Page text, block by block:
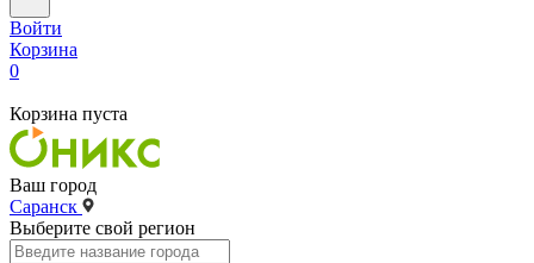
Войти
Корзина
0
Корзина пуста
Ваш город
Саранск
Выберите свой регион